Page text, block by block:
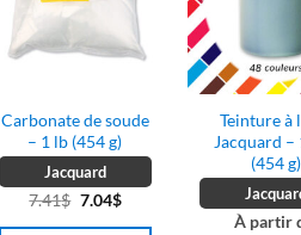
Carbonate de soude
– 1 lb (454 g)
Jacquard
7.41$ Le
prix
7.04$Le
prix
Teinture à
Jacquard –
(454 g)
À partir